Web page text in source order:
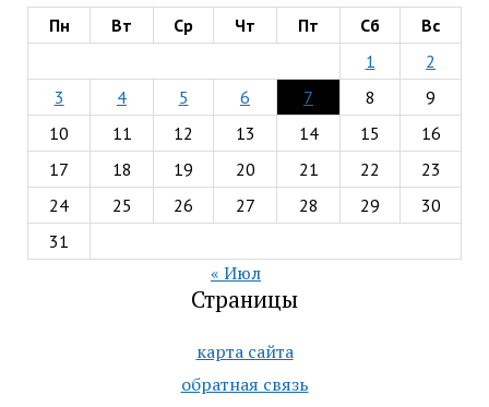
Пн Вт Ср Чт Пт Сб
Вс
1
2
3
4 5 6 7 8
9
10
11 12 13 14 15
16
17
18 19 20 21 22
23
24
25 26 27 28 29
30
31
« Июл
Страницы
карта сайта
обратная связь